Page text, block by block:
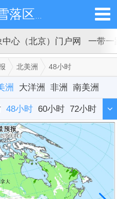
心（北京）门户网 一带一
北美洲 48小时
洲 大洋洲 非洲 南美洲
48小时 60小时 72小时